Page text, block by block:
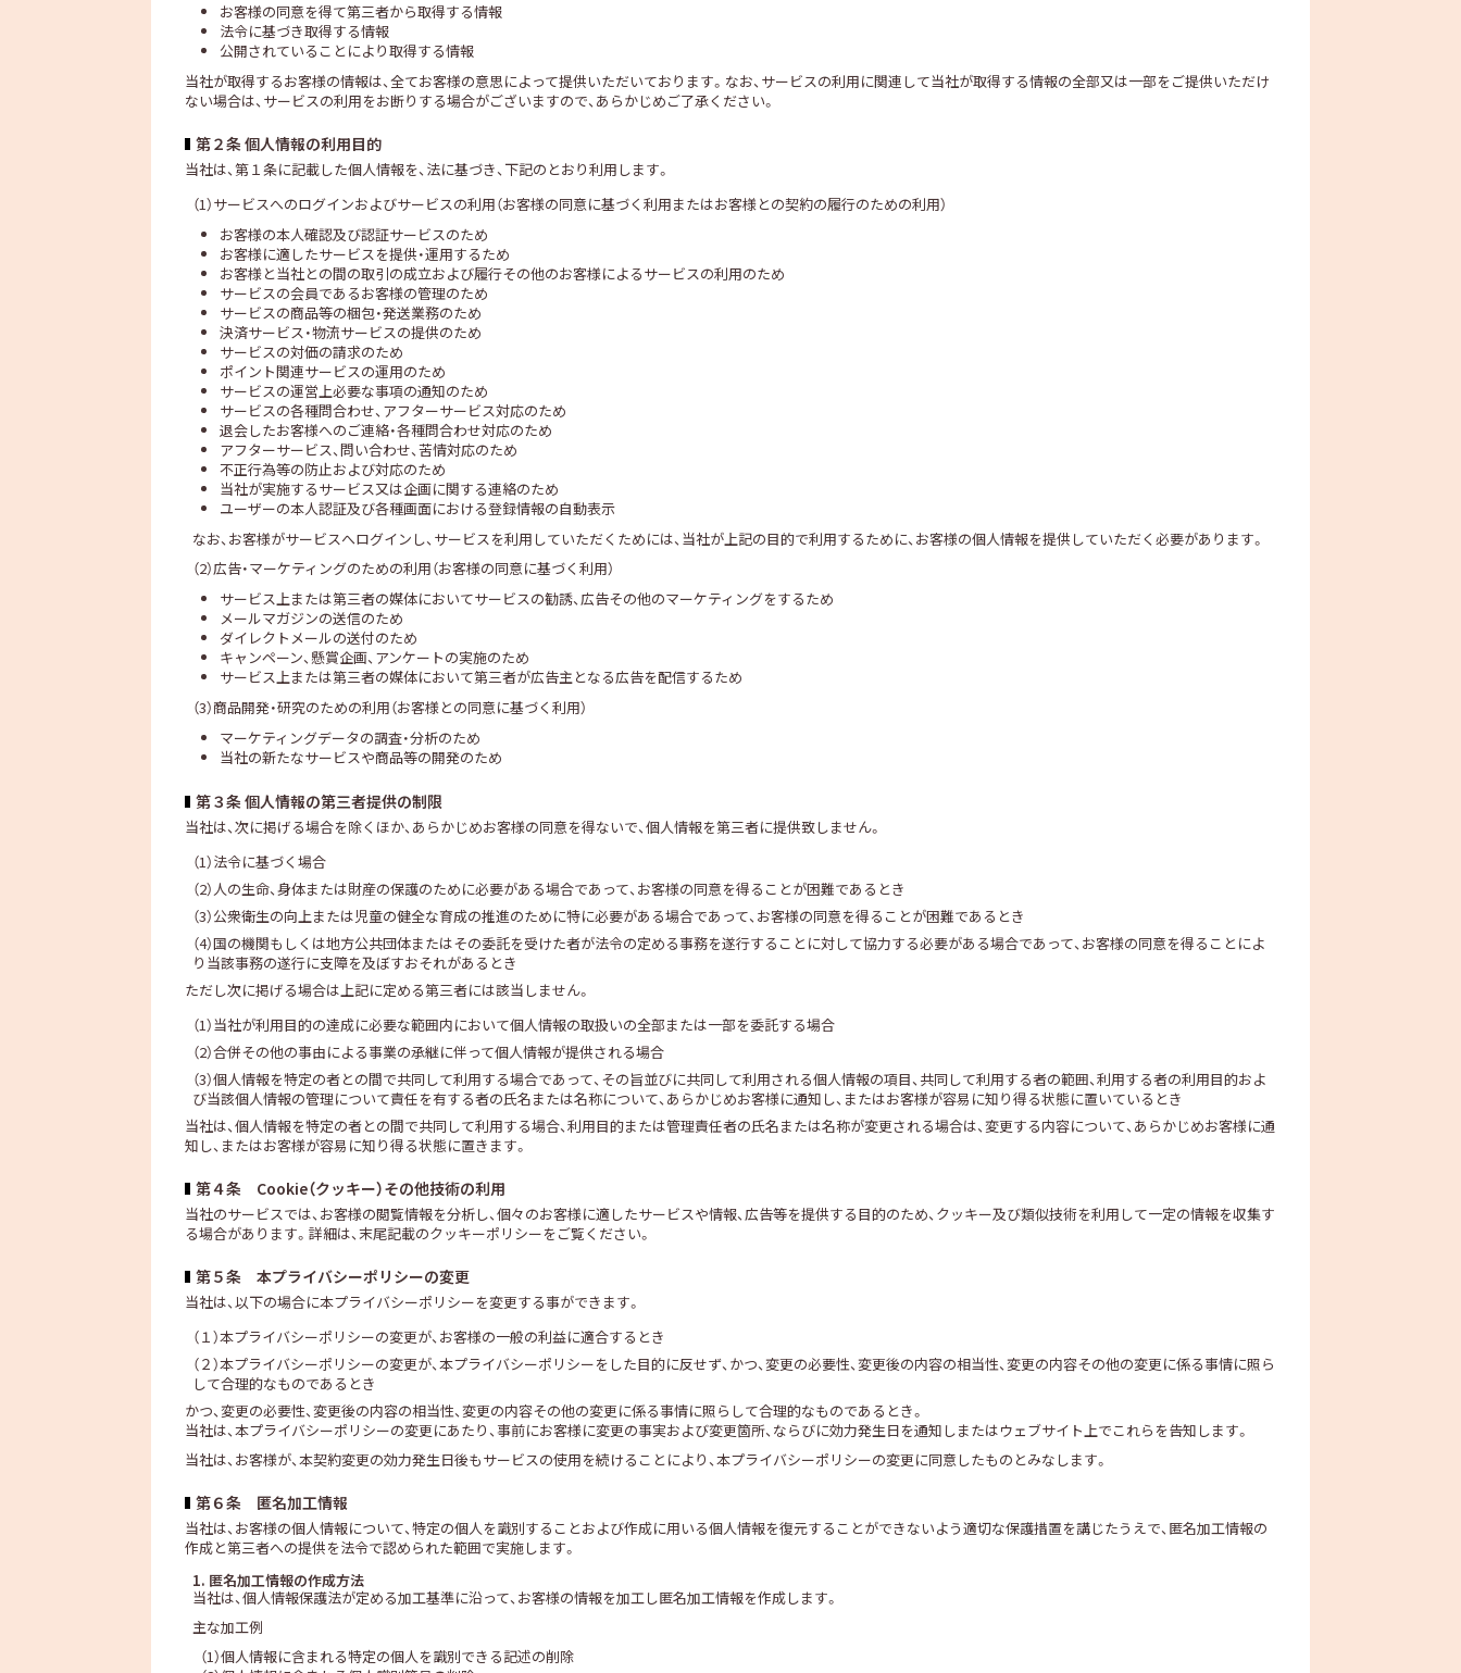
お客様の同意を得て第三者から取得する情報
法令に基づき取得する情報
公開されていることにより取得する情報
当社が取得するお客様の情報は、全てお客様の意思によって提供いただいております。なお、サービスの利用に関連して当社が取得する情報の全部又は一部をご提供いただけ
ない場合は、サービスの利用をお断りする場合がございますので、あらかじめご了承ください。
第２条 個人情報の利用目的
当社は、第１条に記載した個人情報を、法に基づき、下記のとおり利用します。
（1）サービスへのログインおよびサービスの利用（お客様の同意に基づく利用またはお客様との契約の履行のための利用）
お客様の本人確認及び認証サービスのため
お客様に適したサービスを提供・運用するため
お客様と当社との間の取引の成立および履行その他のお客様によるサービスの利用のため
サービスの会員であるお客様の管理のため
サービスの商品等の梱包・発送業務のため
決済サービス・物流サービスの提供のため
サービスの対価の請求のため
ポイント関連サービスの運用のため
サービスの運営上必要な事項の通知のため
サービスの各種問合わせ、アフターサービス対応のため
退会したお客様へのご連絡・各種問合わせ対応のため
アフターサービス、問い合わせ、苦情対応のため
不正行為等の防止および対応のため
当社が実施するサービス又は企画に関する連絡のため
ユーザーの本人認証及び各種画面における登録情報の自動表示
なお、お客様がサービスへログインし、サービスを利用していただくためには、当社が上記の目的で利用するために、お客様の個人情報を提供していただく必要があります。
（2）広告・マーケティングのための利用（お客様の同意に基づく利用）
サービス上または第三者の媒体においてサービスの勧誘、広告その他のマーケティングをするため
メールマガジンの送信のため
ダイレクトメールの送付のため
キャンペーン、懸賞企画、アンケートの実施のため
サービス上または第三者の媒体において第三者が広告主となる広告を配信するため
（3）商品開発・研究のための利用（お客様との同意に基づく利用）
マーケティングデータの調査・分析のため
当社の新たなサービスや商品等の開発のため
第３条 個人情報の第三者提供の制限
当社は、次に掲げる場合を除くほか、あらかじめお客様の同意を得ないで、個人情報を第三者に提供致しません。
（1）法令に基づく場合
（2）人の生命、身体または財産の保護のために必要がある場合であって、お客様の同意を得ることが困難であるとき
（3）公衆衛生の向上または児童の健全な育成の推進のために特に必要がある場合であって、お客様の同意を得ることが困難であるとき
（4）国の機関もしくは地方公共団体またはその委託を受けた者が法令の定める事務を遂行することに対して協力する必要がある場合であって、お客様の同意を得ることによ
り当該事務の遂行に支障を及ぼすおそれがあるとき
ただし次に掲げる場合は上記に定める第三者には該当しません。
（1）当社が利用目的の達成に必要な範囲内において個人情報の取扱いの全部または一部を委託する場合
（2）合併その他の事由による事業の承継に伴って個人情報が提供される場合
（3）個人情報を特定の者との間で共同して利用する場合であって、その旨並びに共同して利用される個人情報の項目、共同して利用する者の範囲、利用する者の利用目的およ
び当該個人情報の管理について責任を有する者の氏名または名称について、あらかじめお客様に通知し、またはお客様が容易に知り得る状態に置いているとき
当社は、個人情報を特定の者との間で共同して利用する場合、利用目的または管理責任者の氏名または名称が変更される場合は、変更する内容について、あらかじめお客様に通
知し、またはお客様が容易に知り得る状態に置きます。
第４条 Cookie（クッキー）その他技術の利用
当社のサービスでは、お客様の閲覧情報を分析し、個々のお客様に適したサービスや情報、広告等を提供する目的のため、クッキー及び類似技術を利用して一定の情報を収集す
る場合があります。詳細は、末尾記載のクッキーポリシーをご覧ください。
第５条 本プライバシーポリシーの変更
当社は、以下の場合に本プライバシーポリシーを変更する事ができます。
（１）本プライバシーポリシーの変更が、お客様の一般の利益に適合するとき
（２）本プライバシーポリシーの変更が、本プライバシーポリシーをした目的に反せず、かつ、変更の必要性、変更後の内容の相当性、変更の内容その他の変更に係る事情に照ら
して合理的なものであるとき
かつ、変更の必要性、変更後の内容の相当性、変更の内容その他の変更に係る事情に照らして合理的なものであるとき。
当社は、本プライバシーポリシーの変更にあたり、事前にお客様に変更の事実および変更箇所、ならびに効力発生日を通知しまたはウェブサイト上でこれらを告知します。
当社は、お客様が、本契約変更の効力発生日後もサービスの使用を続けることにより、本プライバシーポリシーの変更に同意したものとみなします。
第６条 匿名加工情報
当社は、お客様の個人情報について、特定の個人を識別することおよび作成に用いる個人情報を復元することができないよう適切な保護措置を講じたうえで、匿名加工情報の
作成と第三者への提供を法令で認められた範囲で実施します。
1. 匿名加工情報の作成方法
当社は、個人情報保護法が定める加工基準に沿って、お客様の情報を加工し匿名加工情報を作成します。
主な加工例
（1）個人情報に含まれる特定の個人を識別できる記述の削除